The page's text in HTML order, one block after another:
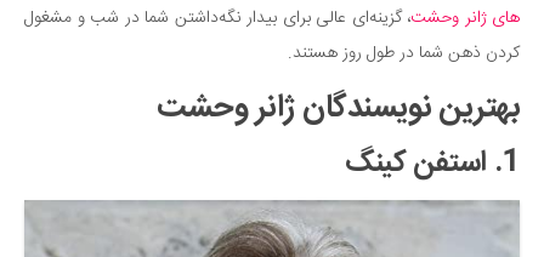
کودک و مادر
ورزش و تندرستی
روانشناسی
مراکز پزشکی و دارویی
فرهنگ و هنر
های ژانر وحشت، گزینه‌ای عالی برای بیدار نگه‌داشتن شما در شب و مشغول
کردن ذهن شما در طول روز هستند.
بهترین نویسندگان ژانر وحشت
1. استفن کینگ